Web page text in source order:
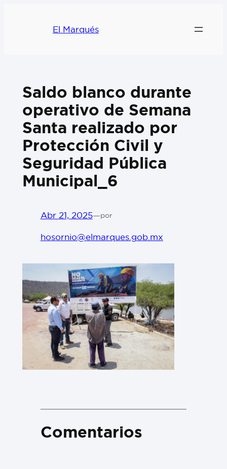
El Marqués
Saldo blanco durante
operativo de Semana
Santa realizado por
Protección Civil y
Seguridad Pública
Municipal_6
Abr 21, 2025—por
hosornio@elmarques.gob.mx
Comentarios